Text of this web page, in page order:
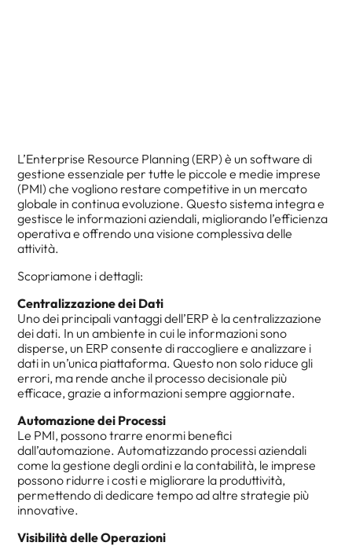
L’Enterprise Resource Planning (ERP) è un software di
gestione essenziale per tutte le piccole e medie imprese
(PMI) che vogliono restare competitive in un mercato
globale in continua evoluzione. Questo sistema integra e
gestisce le informazioni aziendali, migliorando l’efficienza
operativa e offrendo una visione complessiva delle
attività.
Scopriamone i dettagli:
Centralizzazione dei Dati
Uno dei principali vantaggi dell’ERP è la centralizzazione
dei dati. In un ambiente in cui le informazioni sono
disperse, un ERP consente di raccogliere e analizzare i
dati in un’unica piattaforma. Questo non solo riduce gli
errori, ma rende anche il processo decisionale più
efficace, grazie a informazioni sempre aggiornate.
Automazione dei Processi
Le PMI, possono trarre enormi benefici
dall’automazione. Automatizzando processi aziendali
come la gestione degli ordini e la contabilità, le imprese
possono ridurre i costi e migliorare la produttività,
permettendo di dedicare tempo ad altre strategie più
innovative.
Visibilità delle Operazioni